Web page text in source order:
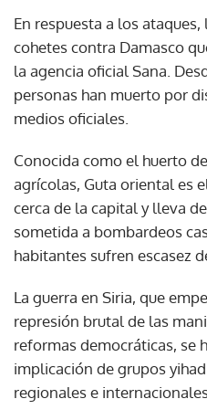
En respuesta a los
cohetes contra Damasco
la agencia oficial Sana.
personas han muerto por
medios oficiales.
Conocida como el huerto
agrícolas, Guta oriental es
cerca de la capital y lleva
sometida a bombardeos
habitantes sufren escasez
La guerra en Siria, que
represión brutal de las
reformas democráticas, se
implicación de grupos
regionales e